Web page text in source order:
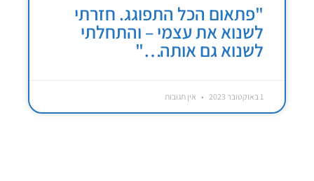
"פתאום הכל התפוגג. חזרתי
לשנוא את עצמי – והתחלתי
לשנוא גם אותה…"
1 באוקטובר 2023 אין תגובות